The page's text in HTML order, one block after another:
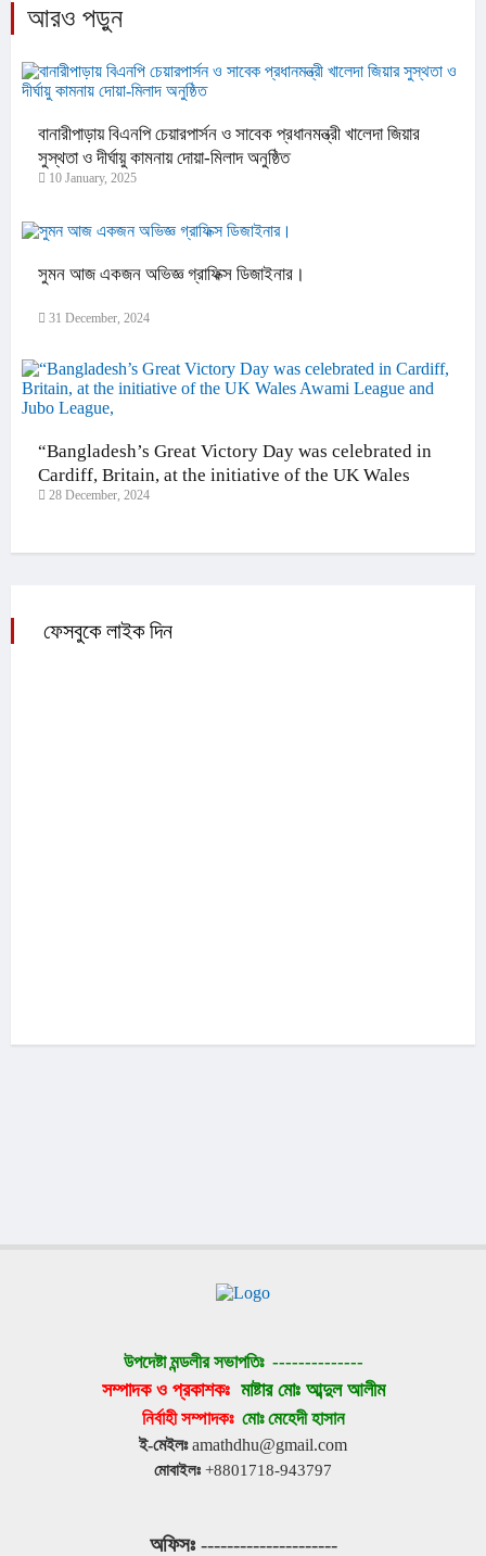
আরও পড়ুন
বানারীপাড়ায় বিএনপি চেয়ারপার্সন ও সাবেক প্রধানমন্ত্রী খালেদা জিয়ার
সুস্থতা ও দীর্ঘায়ু কামনায় দোয়া-মিলাদ অনুষ্ঠিত
10 January, 2025
সুমন আজ একজন অভিজ্ঞ গ্রাফিক্স ডিজাইনার।
31 December, 2024
“Bangladesh’s Great Victory Day was celebrated in
Cardiff, Britain, at the initiative of the UK Wales
Awami League and Jubo League,
28 December, 2024
ফেসবুকে লাইক দিন
উপদেষ্টা মন্ডলীর সভাপতিঃ --------------
সম্পাদক ও প্রকাশকঃ মাষ্টার মোঃ আব্দুল আলীম
নির্বাহী সম্পাদকঃ মোঃ মেহেদী হাসান
ই-মেইলঃ amathdhu@gmail.com
মোবাইলঃ +8801718-943797
অফিসঃ ---------------------